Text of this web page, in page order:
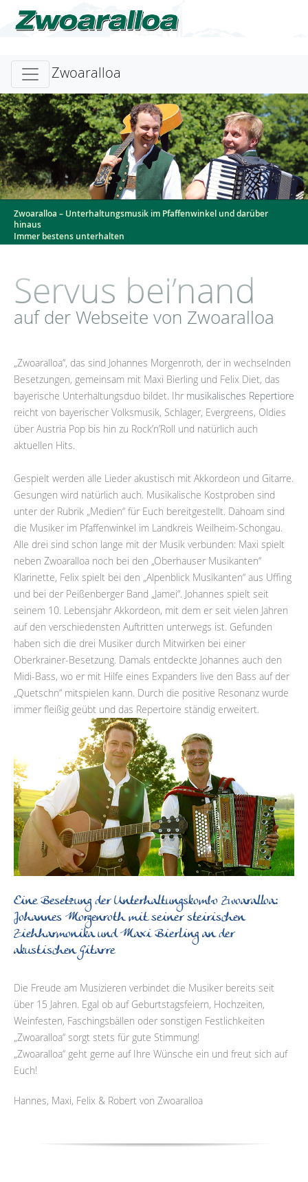
Zwoaralloa
Zwoaralloa – Unterhaltungsmusik im Pfaffenwinkel und darüber
hinaus
Immer bestens unterhalten
Servus bei’nand
auf der Webseite von Zwoaralloa
„Zwoaralloa“, das sind Johannes Morgenroth, der in wechselnden
Besetzungen, gemeinsam mit Maxi Bierling und Felix Diet, das
bayerische Unterhaltungsduo bildet. Ihr musikalisches Repertiore
reicht von bayerischer Volksmusik, Schlager, Evergreens, Oldies
über Austria Pop bis hin zu Rock’n’Roll und natürlich auch
aktuellen Hits.
Gespielt werden alle Lieder akustisch mit Akkordeon und Gitarre.
Gesungen wird natürlich auch. Musikalische Kostproben sind
unter der Rubrik „Medien“ für Euch bereitgestellt. Dahoam sind
die Musiker im Pfaffenwinkel im Landkreis Weilheim-Schongau.
Alle drei sind schon lange mit der Musik verbunden: Maxi spielt
neben Zwoaralloa noch bei den „Oberhauser Musikanten“
Klarinette, Felix spielt bei den „Alpenblick Musikanten“ aus Uffing
und bei der Peißenberger Band „Jamei“. Johannes spielt seit
seinem 10. Lebensjahr Akkordeon, mit dem er seit vielen Jahren
auf den verschiedensten Auftritten unterwegs ist. Gefunden
haben sich die drei Musiker durch Mitwirken bei einer
Oberkrainer-Besetzung. Damals entdeckte Johannes auch den
Midi-Bass, wo er mit Hilfe eines Expanders live den Bass auf der
„Quetschn“ mitspielen kann. Durch die positive Resonanz wurde
immer fleißig geübt und das Repertoire ständig erweitert.
Eine Besetzung der Unterhaltungskombo Zwoaralloa:
Johannes Morgenroth mit seiner steirischen
Ziehharmonika und Maxi Bierling an der
akustischen Gitarre
Die Freude am Musizieren verbindet die Musiker bereits seit
über 15 Jahren. Egal ob auf Geburtstagsfeiern, Hochzeiten,
Weinfesten, Faschingsbällen oder sonstigen Festlichkeiten
„Zwoaralloa“ sorgt stets für gute Stimmung!
„Zwoaralloa“ geht gerne auf Ihre Wünsche ein und freut sich auf
Euch!
Hannes, Maxi, Felix & Robert von Zwoaralloa